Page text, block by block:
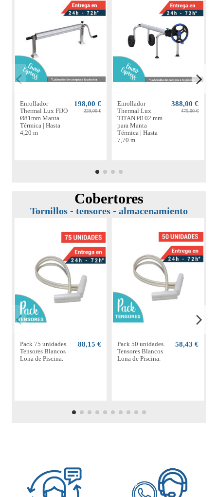
Enrollador
Thermal Lux FIJO
Ø81mm Manta
Térmica | Hasta
4,20 m
198,00 €
229,00 €
Enrollador
Thermal Lux
TITAN Ø102 mm
para Manta
Térmica | Hasta
7,70 m
388,00 €
475,00 €
Cobertores
Tornillos - tensores - almacenamiento
Pack 75 unidades.
Tensores Blancos
Lona de Piscina.
88,15 €
Pack 50 unidades.
Tensores Blancos
Lona de Piscina.
58,43 €